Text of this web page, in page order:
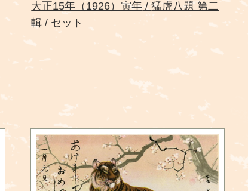
大正15年（1926）寅年
猛虎八題 第二
輯
セット